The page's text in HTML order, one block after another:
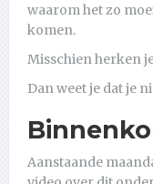
waarom het zo
komen.
Misschien herken
Dan weet je dat je
Aanstaande